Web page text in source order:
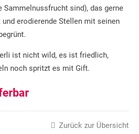
Sammelnussfrucht sind), das gerne
erodierende Stellen mit seinen
ist nicht wild, es ist friedlich,
noch spritzt es mit Gift.
Zurück zur Übersicht